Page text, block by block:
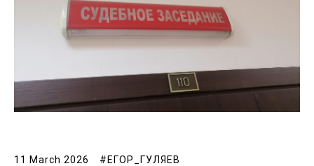
11 March 2026 #ЕГОР_ГУЛЯЕВ